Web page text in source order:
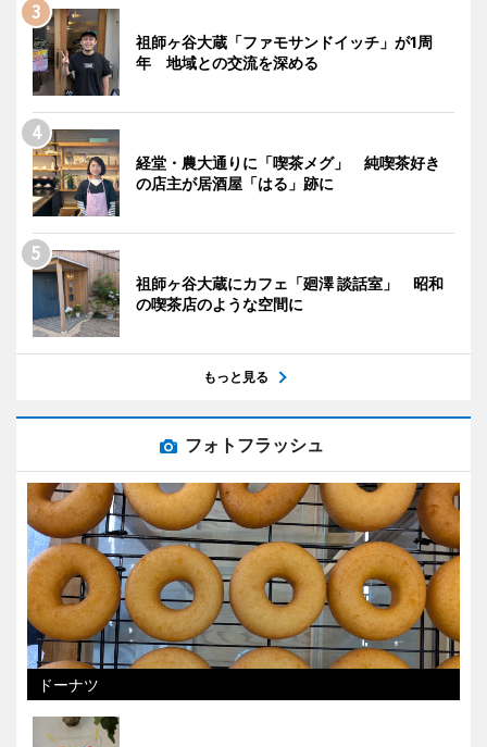
祖師ヶ谷大蔵「ファモサンドイッチ」が1周
年 地域との交流を深める
経堂・農大通りに「喫茶メグ」 純喫茶好き
の店主が居酒屋「はる」跡に
祖師ヶ谷大蔵にカフェ「廻澤 談話室」 昭和
の喫茶店のような空間に
もっと見る
フォトフラッシュ
ドーナツ